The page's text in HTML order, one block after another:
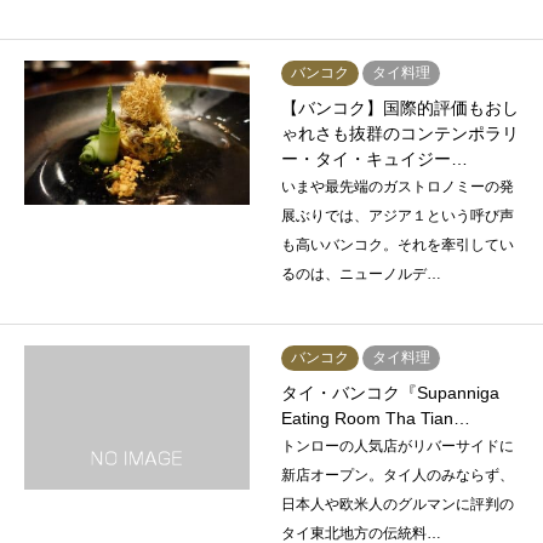
バンコク タイ料理
【バンコク】国際的評価もおし
ゃれさも抜群のコンテンポラリ
ー・タイ・キュイジー…
いまや最先端のガストロノミーの発
展ぶりでは、アジア１という呼び声
も高いバンコク。それを牽引してい
るのは、ニューノルデ…
バンコク タイ料理
タイ・バンコク『Supanniga
Eating Room Tha Tian…
トンローの人気店がリバーサイドに
新店オープン。タイ人のみならず、
日本人や欧米人のグルマンに評判の
タイ東北地方の伝統料…